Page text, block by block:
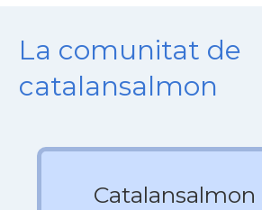
La comunitat de
catalansalmon
Catalansalmon